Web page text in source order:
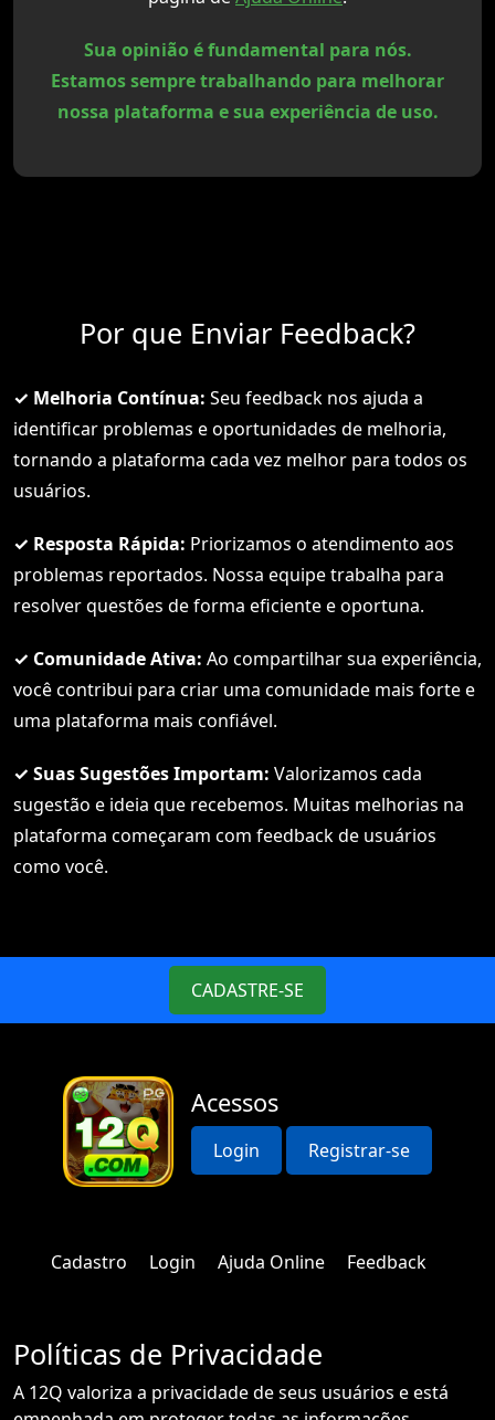
Sua opinião é fundamental para nós.
Estamos sempre trabalhando para melhorar
nossa plataforma e sua experiência de uso.
Por que Enviar Feedback?
✓ Melhoria Contínua: Seu feedback nos ajuda a
identificar problemas e oportunidades de melhoria,
tornando a plataforma cada vez melhor para todos os
usuários.
✓ Resposta Rápida: Priorizamos o atendimento aos
problemas reportados. Nossa equipe trabalha para
resolver questões de forma eficiente e oportuna.
✓ Comunidade Ativa: Ao compartilhar sua experiência,
você contribui para criar uma comunidade mais forte e
uma plataforma mais confiável.
✓ Suas Sugestões Importam: Valorizamos cada
sugestão e ideia que recebemos. Muitas melhorias na
plataforma começaram com feedback de usuários
como você.
CADASTRE-SE
Acessos
Login Registrar-se
Cadastro Login Ajuda Online Feedback
Políticas de Privacidade
A 12Q valoriza a privacidade de seus usuários e está